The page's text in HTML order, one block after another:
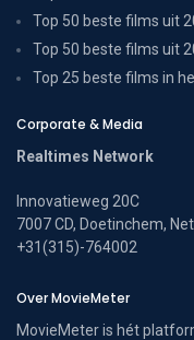
Top 50 beste films uit
Top 50 beste films uit
Top 25 beste films in
Corporate & Media
Realtimes Network
Innovatieweg 20C
7007 CD, Doetinchem,
+31(315)-764002
Over MovieMeter
MovieMeter is hét